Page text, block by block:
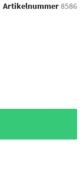
Artikelnummer8586